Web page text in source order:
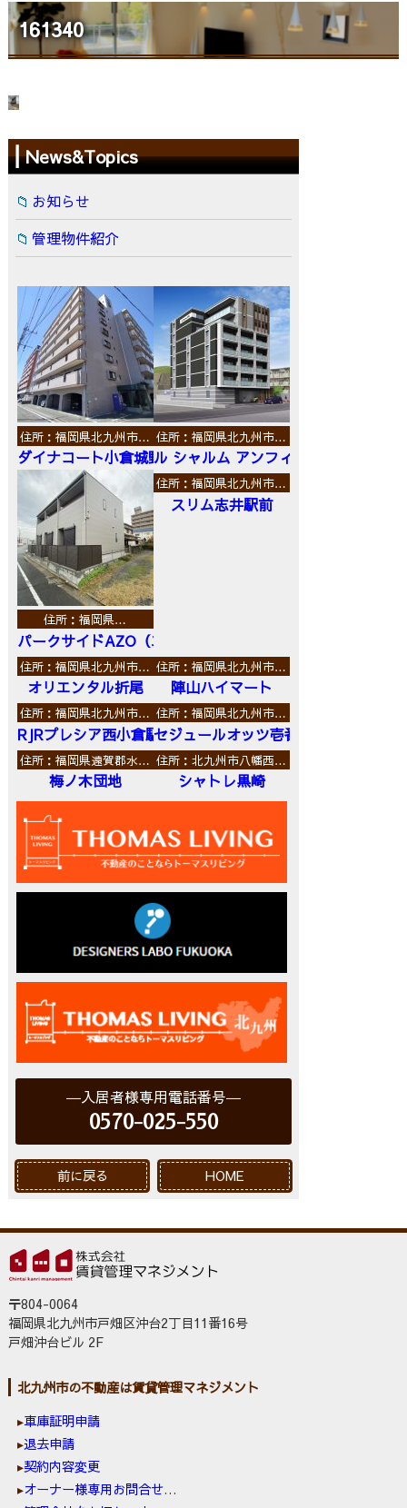
161340
News&Topics
お知らせ
管理物件紹介
住所：福岡県北九州市…
ダイナコート小倉城野
住所：福岡県北九州市…
ル シャルム アンフィニ
住所：福岡県…
パークサイドAZO（エーゼットオー）
住所：福岡県北九州市…
スリム志井駅前
住所：福岡県北九州市…
オリエンタル折尾
住所：福岡県北九州市…
陣山ハイマート
住所：福岡県北九州市…
RJRプレシア西小倉駅前
住所：福岡県北九州市…
セジュールオッツ壱番館
住所：福岡県遠賀郡水…
梅ノ木団地
住所：北九州市八幡西…
シャトレ黒崎
入居者様専用電話番号
0570-025-550
前に戻る HOME
〒804-0064
福岡県北九州市戸畑区沖台2丁目11番16号
戸畑沖台ビル 2F
北九州市の不動産は賃貸管理マネジメント
車庫証明申請
退去申請
契約内容変更
オーナー様専用お問合せ窓口